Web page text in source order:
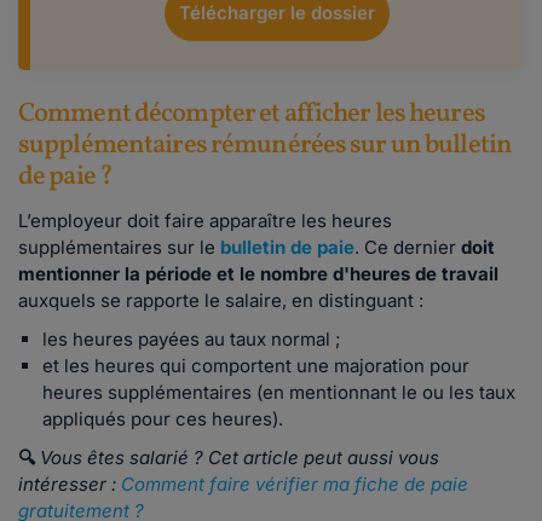
Télécharger le dossier
Comment décompter et afficher les heures
supplémentaires rémunérées sur un bulletin
de paie ?
L’employeur doit faire apparaître les heures
supplémentaires sur le bulletin de paie. Ce dernier doit
mentionner la période et le nombre d'heures de travail
auxquels se rapporte le salaire, en distinguant :
les heures payées au taux normal ;
et les heures qui comportent une majoration pour
heures supplémentaires (en mentionnant le ou les taux
appliqués pour ces heures).
🔍 Vous êtes salarié ? Cet article peut aussi vous
intéresser : Comment faire vérifier ma fiche de paie
gratuitement ?